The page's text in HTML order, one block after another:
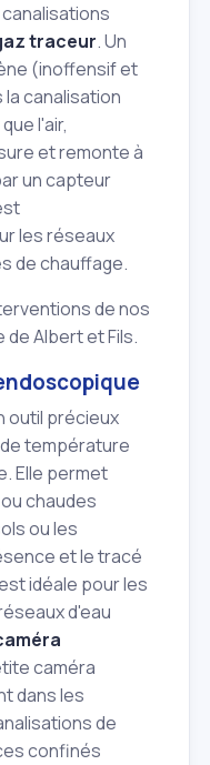
traceur. Un
(inoffensif et
canalisation
l'air,
et remonte à
un capteur
les réseaux
de chauffage.
de nos
Albert et Fils.
outil précieux
température
Elle permet
chaudes
ou les
et le tracé
idéale pour les
d'eau
caméra
dans les
de
confinés